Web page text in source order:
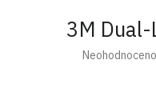
3M
Průměrné
Neohodnoceno